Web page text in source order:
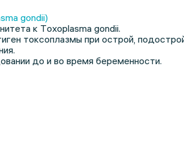
gondii)
к Тoxoplasma gondii.
токсоплазмы при острой,
до и во время беременности.